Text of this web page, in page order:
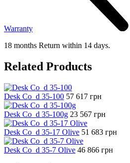
Warranty
18 months Return within 14 days.
Related Products
Desk Co_d 35-100 57 617 грн
Desk Co_d 35-100g 23 567 грн
Desk Co_d 35-17 Olive 51 683 грн
Desk Co_d 35-7 Olive 46 866 грн